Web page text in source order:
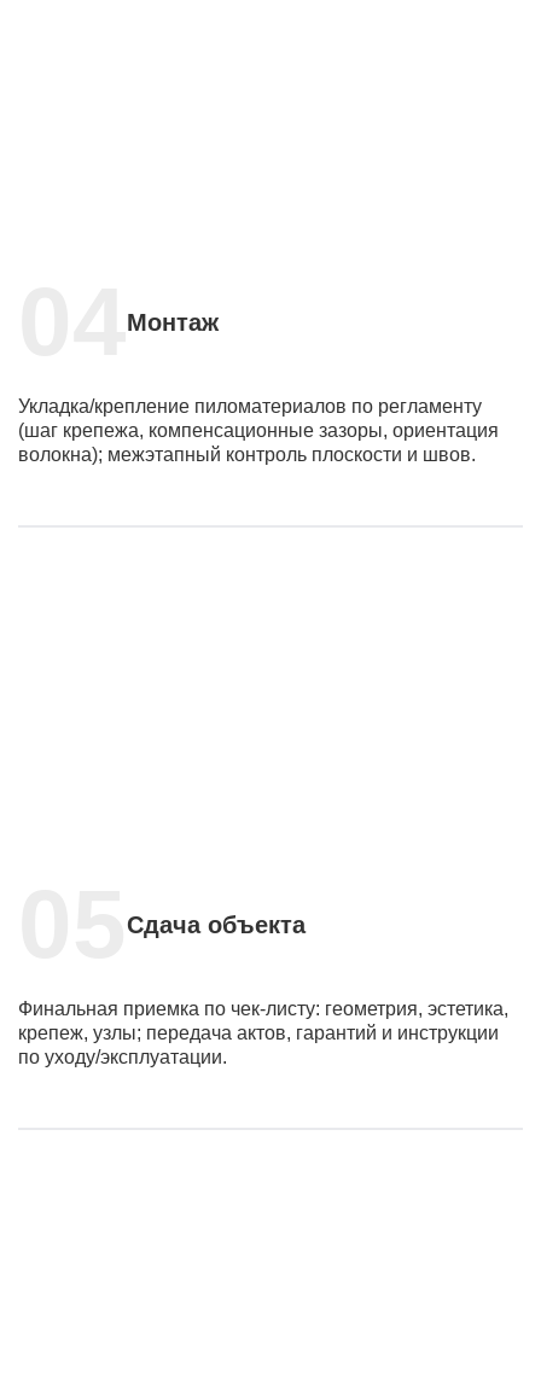
Монтаж
Укладка/крепление пиломатериалов по регламенту
(шаг крепежа, компенсационные зазоры, ориентация
волокна); межэтапный контроль плоскости и швов.
Сдача объекта
Финальная приемка по чек-листу: геометрия, эстетика,
крепеж, узлы; передача актов, гарантий и инструкции
по уходу/эксплуатации.